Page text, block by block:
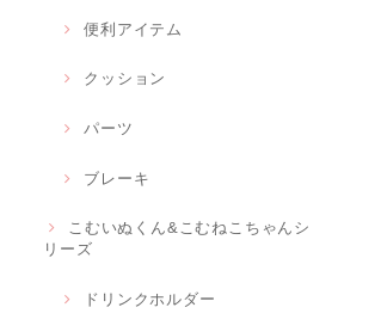
便利アイテム
クッション
パーツ
ブレーキ
こむいぬくん&こむねこちゃんシ
リーズ
ドリンクホルダー